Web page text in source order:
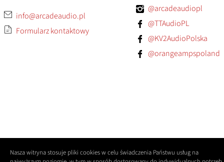
info@arcadeaudio.pl
Formularz kontaktowy
@arcadeaudiopl
@TTAudioPL
@KV2AudioPolska
@orangeampspoland
Nasza witryna stosuje pliki cookies w celu świadczenia Państwu usług na